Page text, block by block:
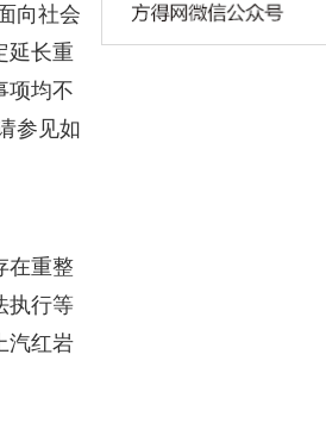
向社会
延长重
项均不
参见如
在重整
执行等
汽红岩